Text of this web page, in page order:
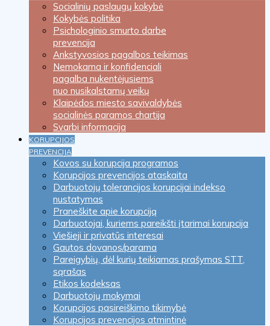
Socialinių paslaugų kokybė
Kokybės politika
Psichologinio smurto darbe
prevencija
Ankstyvosios pagalbos teikimas
Nemokama ir konfidenciali
pagalba nukentėjusiems
nuo nusikalstamų veikų
Klaipėdos miesto savivaldybės
socialinės paramos chartija
Svarbi informacija
KORUPCIJOS
PREVENCIJA
Kovos su korupcija programos
Korupcijos prevencijos ataskaita
Darbuotojų tolerancijos korupcijai indekso
nustatymas
Praneškite apie korupciją
Darbuotojai, kuriems pareikšti įtarimai korupcija
Viešieji ir privatūs interesai
Gautos dovanos/parama
Pareigybių, dėl kurių teikiamas prašymas STT,
sąrašas
Etikos kodeksas
Darbuotojų mokymai
Korupcijos pasireiškimo tikimybė
Korupcijos prevencijos atmintinė